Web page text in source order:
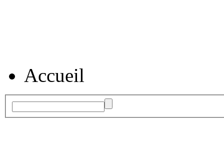
Accueil